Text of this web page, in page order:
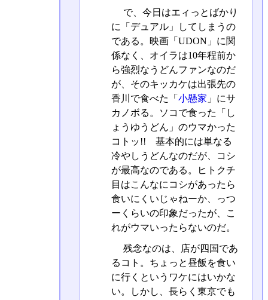
で、今日はエィっとばかり
に「デュアル」してしまうの
である。映画「UDON」に関
係なく、オイラは10年程前か
ら強烈なうどんファンなのだ
が、そのキッカケは出張先の
香川で食べた「 小懸家 」にサ
カノボる。ソコで食った「し
ょうゆうどん」のウマかった
コトッ!! 基本的には単なる
冷やしうどんなのだが、コシ
が最高なのである。ヒトクチ
目はこんなにコシがあったら
食いにくいじゃねーか、っつ
ーくらいの印象だったが、こ
れがウマいったらないのだ。
残念なのは、店が四国であ
るコト。ちょっと昼飯を食い
に行くというワケにはいかな
い。しかし、長らく東京でも